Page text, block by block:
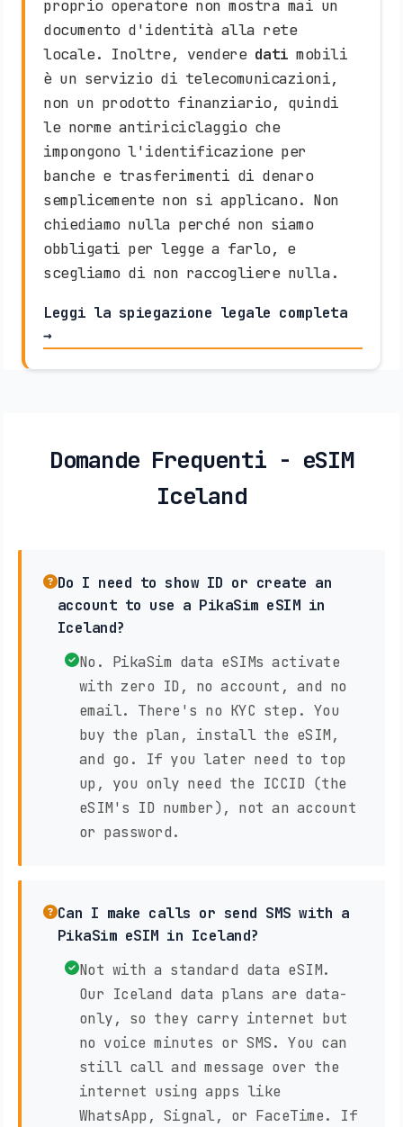
proprio operatore non mostra mai un
documento d'identità alla rete
locale. Inoltre, vendere dati mobili
è un servizio di telecomunicazioni,
non un prodotto finanziario, quindi
le norme antiriciclaggio che
impongono l'identificazione per
banche e trasferimenti di denaro
semplicemente non si applicano. Non
chiediamo nulla perché non siamo
obbligati per legge a farlo, e
scegliamo di non raccogliere nulla.
Leggi la spiegazione legale completa
→
Domande Frequenti - eSIM
Iceland
Do I need to show ID or create an
account to use a PikaSim eSIM in
Iceland?
No. PikaSim data eSIMs activate
with zero ID, no account, and no
email. There's no KYC step. You
buy the plan, install the eSIM,
and go. If you later need to top
up, you only need the ICCID (the
eSIM's ID number), not an account
or password.
Can I make calls or send SMS with a
PikaSim eSIM in Iceland?
Not with a standard data eSIM.
Our Iceland data plans are data-
only, so they carry internet but
no voice minutes or SMS. You can
still call and message over the
internet using apps like
WhatsApp, Signal, or FaceTime. If